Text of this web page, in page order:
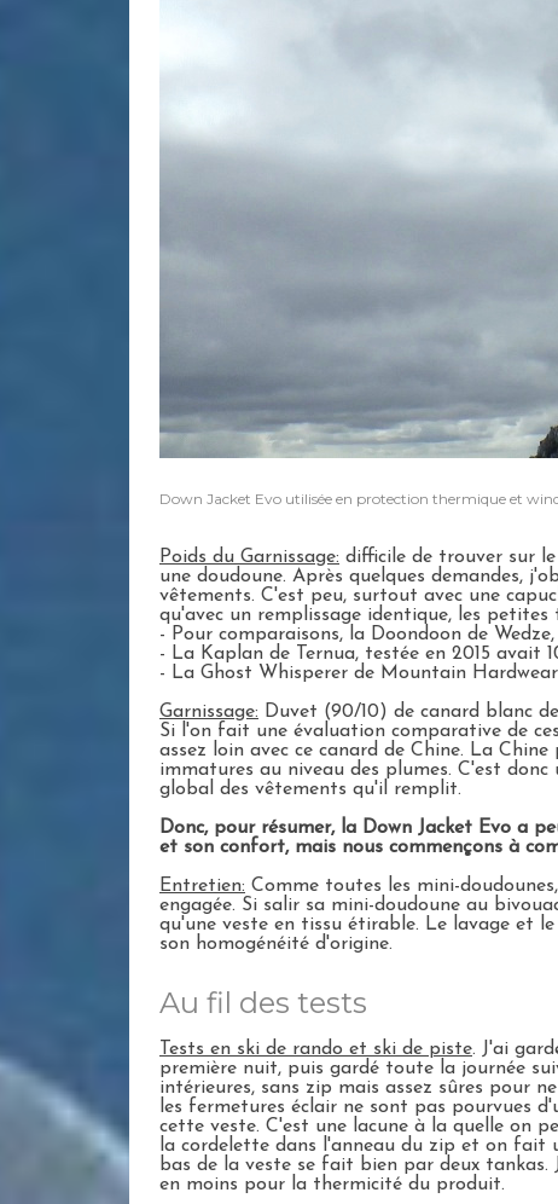
Down Jacket Evo utilisée en protection thermique et
Poids du Garnissage: difficile de trouver sur
une doudoune. Après quelques demandes,
vêtements. C'est peu, surtout avec une
qu'avec un remplissage identique, les
- Pour comparaisons, la Doondoon de
- La Kaplan de Ternua, testée en 2015 avait
- La Ghost Whisperer de Mountain
Garnissage: Duvet (90/10) de canard blanc
Si l'on fait une évaluation comparative de
assez loin avec ce canard de Chine. La
immatures au niveau des plumes. C'est
global des vêtements qu'il remplit.
Donc, pour résumer, la Down Jacket Evo a
et son confort, mais nous commençons à
Entretien: Comme toutes les mini-
engagée. Si salir sa mini-doudoune au
qu'une veste en tissu étirable. Le lavage et
son homogénéité d'origine.
Au fil des tests
Tests en ski de rando et ski de piste. J'ai
première nuit, puis gardé toute la journée
intérieures, sans zip mais assez sûres pour
les fermetures éclair ne sont pas pourvues
cette veste. C'est une lacune à la quelle on
la cordelette dans l'anneau du zip et on fait
bas de la veste se fait bien par deux
en moins pour la thermicité du produit.